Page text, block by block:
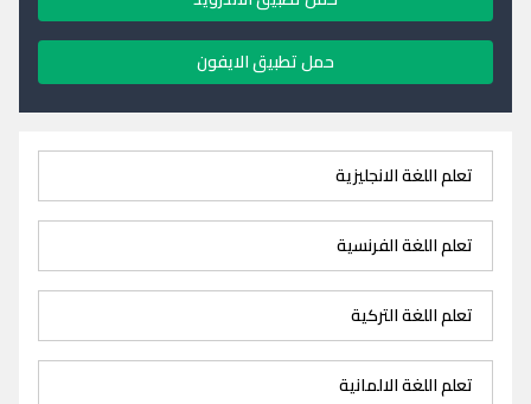
حمل تطبيق الايفون
تعلم اللغة الانجليزية
تعلم اللغة الفرنسية
تعلم اللغة التركية
تعلم اللغة الالمانية